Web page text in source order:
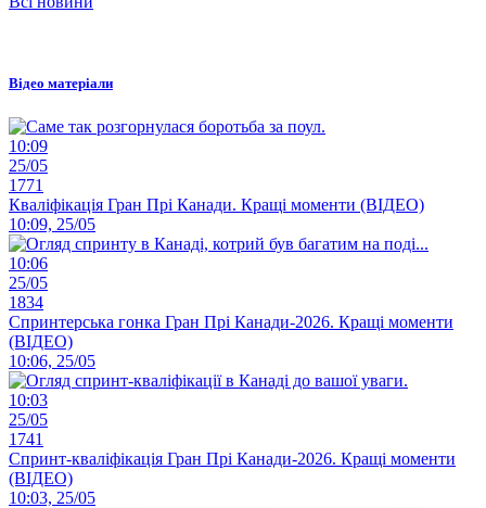
Відео матеріали
10:09
25/05
1771
Кваліфікація Гран Прі Канади. Кращі моменти (ВІДЕО)
10:09, 25/05
10:06
25/05
1834
Спринтерська гонка Гран Прі Канади-2026. Кращі моменти
(ВІДЕО)
10:06, 25/05
10:03
25/05
1741
Спринт-кваліфікація Гран Прі Канади-2026. Кращі моменти
(ВІДЕО)
10:03, 25/05